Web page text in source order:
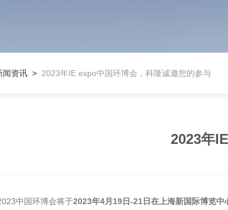
闻资讯 > 2023年IE expo中国环博会，科隆诚邀您的参与
2023年
中国环博会将于2023年4月19日-21日在上海新国际博览中